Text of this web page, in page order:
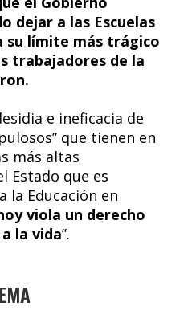
dejar a las Escuelas
su límite más trágico
trabajadores de la
e ineficacia de
que tienen en
más altas
Estado que es
la Educación en
viola un derecho
la vida”.